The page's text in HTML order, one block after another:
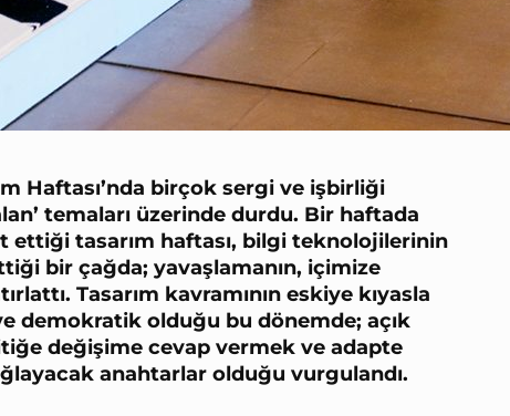
Haftası’nda birçok sergi ve işbirliği
temaları üzerinde durdu. Bir haftada
ettiği tasarım haftası, bilgi teknolojilerinin
bir çağda; yavaşlamanın, içimize
Tasarım kavramının eskiye kıyasla
demokratik olduğu bu dönemde; açık
değişime cevap vermek ve adapte
anahtarlar olduğu vurgulandı.